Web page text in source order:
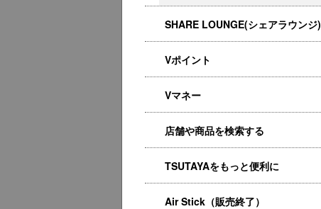
SHARE LOUNGE(シェアラウンジ)
Vポイント
Vマネー
店舗や商品を検索する
TSUTAYAをもっと便利に
Air Stick（販売終了）